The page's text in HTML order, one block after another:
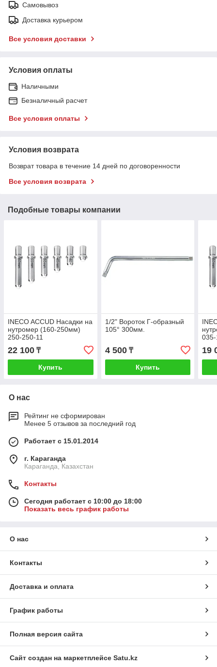
Самовывоз
Доставка курьером
Все условия доставки
Условия оплаты
Наличными
Безналичный расчет
Все условия оплаты
Условия возврата
Возврат товара в течение 14 дней по договоренности
Все условия возврата
Подобные товары компании
INECO ACCUD Насадки на
нутромер (160-250мм)
250-250-11
22 100 ₸
Купить
1/2" Вороток Г-образный
105° 300мм.
4 500₸
Купить
19
О нас
Рейтинг не сформирован
Менее 5 отзывов за последний год
Работает с 15.01.2014
г. Караганда
Караганда, Казахстан
Контакты
Сегодня работает с 10:00 до 18:00
Показать весь график работы
О нас
Контакты
Доставка и оплата
График работы
Полная версия сайта
Сайт создан на маркетплейсе Satu.kz